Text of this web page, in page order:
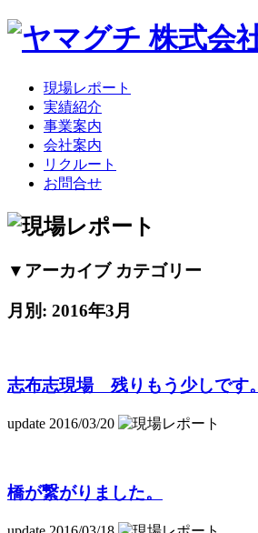
現場レポート
実績紹介
事業案内
会社案内
リクルート
お問合せ
▼アーカイブ カテゴリー
月別: 2016年3月
志布志現場 残りもう少しです。
update 2016/03/20
橋が繋がりました。